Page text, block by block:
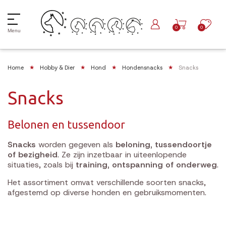
Menu
0 0
Home Hobby & Dier Hond Hondensnacks Snacks
Snacks
Belonen en tussendoor
Snacks worden gegeven als beloning, tussendoortje
of bezigheid. Ze zijn inzetbaar in uiteenlopende
situaties, zoals bij training, ontspanning of onderweg.
Het assortiment omvat verschillende soorten snacks,
afgestemd op diverse honden en gebruiksmomenten.